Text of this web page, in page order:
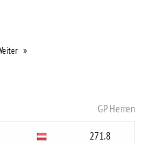
GP Herren
271.8